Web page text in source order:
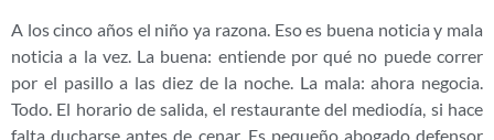
A los cinco años el niño ya razona. Eso es buena noticia y mala
noticia a la vez. La buena: entiende por qué no puede correr
por el pasillo a las diez de la noche. La mala: ahora negocia.
Todo. El horario de salida, el restaurante del mediodía, si hace
falta ducharse antes de cenar. Es pequeño abogado defensor